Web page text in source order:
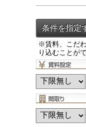
※賃料、こだ
り込むことが